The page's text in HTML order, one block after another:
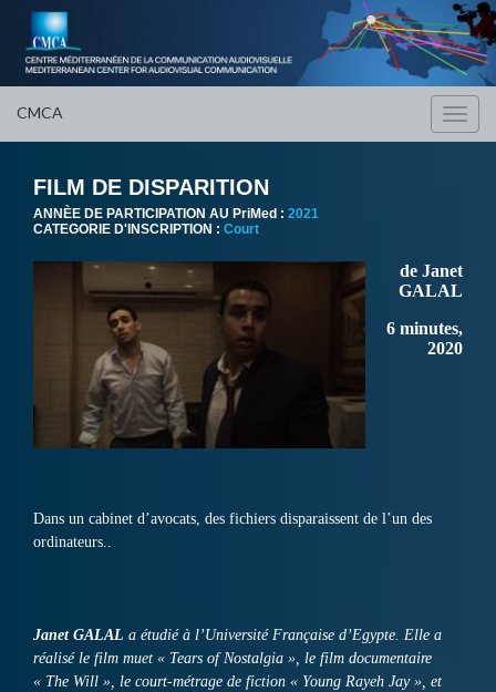
CMCA
FILM DE DISPARITION
ANNÈE DE PARTICIPATION AU PriMed : 2021
CATEGORIE D'INSCRIPTION : Court
de Janet
GALAL
6 minutes,
2020
Dans un cabinet d’avocats, des fichiers disparaissent de l’un des
ordinateurs..
Janet GALAL a étudié à l’Université Française d’Egypte. Elle a
réalisé le film muet « Tears of Nostalgia », le film documentaire
« The Will », le court-métrage de fiction « Young Rayeh Jay », et